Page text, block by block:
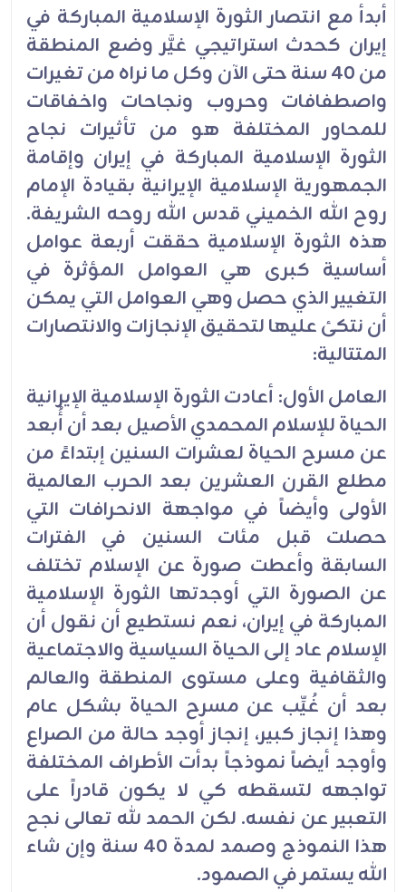
أبدأ مع انتصار الثورة الإسلامية المباركة في
إيران كحدث استراتيجي غيَّر وضع المنطقة
من 40 سنة حتى الآن وكل ما نراه من تغيرات
واصطفافات وحروب ونجاحات واخفاقات
للمحاور المختلفة هو من تأثيرات نجاح
الثورة الإسلامية المباركة في إيران وإقامة
الجمهورية الإسلامية الإيرانية بقيادة الإمام
روح الله الخميني قدس الله روحه الشريفة.
هذه الثورة الإسلامية حققت أربعة عوامل
أساسية كبرى هي العوامل المؤثرة في
التغيير الذي حصل وهي العوامل التي يمكن
أن نتكئ عليها لتحقيق الإنجازات والانتصارات
المتتالية:
العامل الأول: أعادت الثورة الإسلامية الإيرانية
الحياة للإسلام المحمدي الأصيل بعد أن أُبعد
عن مسرح الحياة لعشرات السنين إبتداءً من
مطلع القرن العشرين بعد الحرب العالمية
الأولى وأيضاً في مواجهة الانحرافات التي
حصلت قبل مئات السنين في الفترات
السابقة وأعطت صورة عن الإسلام تختلف
عن الصورة التي أوجدتها الثورة الإسلامية
المباركة في إيران، نعم نستطيع أن نقول أن
الإسلام عاد إلى الحياة السياسية والاجتماعية
والثقافية وعلى مستوى المنطقة والعالم
بعد أن غُيِّب عن مسرح الحياة بشكل عام
وهذا إنجاز كبير، إنجاز أوجد حالة من الصراع
وأوجد أيضاً نموذجاً بدأت الأطراف المختلفة
تواجهه لتسقطه كي لا يكون قادراً على
التعبير عن نفسه. لكن الحمد لله تعالى نجح
هذا النموذج وصمد لمدة 40 سنة وإن شاء
الله يستمر في الصمود.